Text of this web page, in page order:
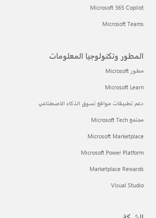
Microsoft 365 Copilot
Microsoft Teams
المطور وتكنولوجيا المعلومات
مطور Microsoft
Microsoft Learn
دعم تطبيقات مواقع تسوق الذكاء الاصطناعي
مجتمع Microsoft Tech
Microsoft Marketplace
Microsoft Power Platform
Marketplace Rewards
Visual Studio